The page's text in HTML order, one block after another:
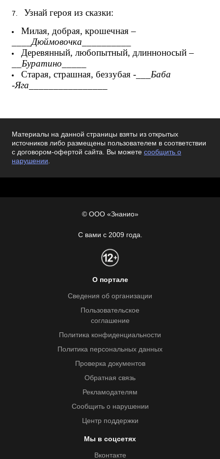
7.
Узнай героя из сказки:
Милая, добрая, крошечная –
Дюймовочка
Деревянный, любопытный, длинноносый –
Буратино
Старая, страшная, беззубая -___ Баба
-Яга
Материалы на данной страницы взяты из открытых
источников либо размещены пользователем в соответствии
с договором-офертой сайта. Вы можете сообщить о
нарушении.
© ООО «Знанио»
С вами с 2009 года.
О портале
Сведения об организации
Пользовательское
соглашение
Политика конфиденциальности
Политика персональных данных
Проверка документов
Обратная связь
Рекламодателям
Сообщить о нарушении
Центр поддержки
Мы в соцсетях
Вконтакте